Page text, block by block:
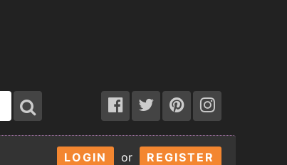
LOGIN or REGISTER